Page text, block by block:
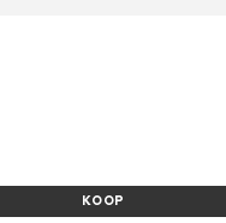
KOOP